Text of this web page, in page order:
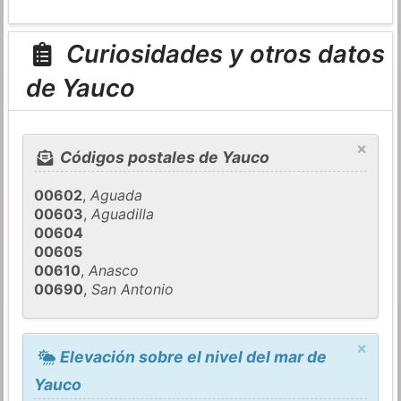
Curiosidades y otros datos
de Yauco
×
Códigos postales de Yauco
00602,Aguada
00603,Aguadilla
00604
00605
00610,Anasco
00690,San Antonio
×
Elevación sobre el nivel del mar de
Yauco